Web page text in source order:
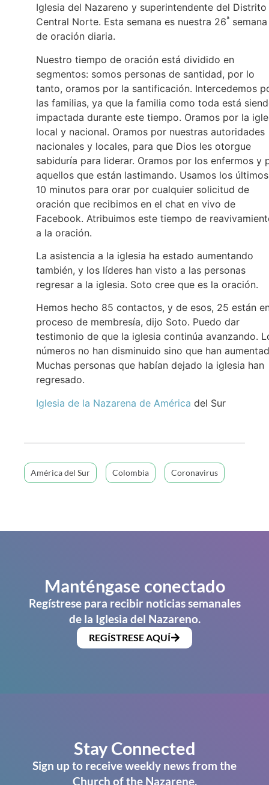
Iglesia del Nazareno y superintendente del Distrito
Central Norte. Esta semana es nuestra 26ª semana
de oración diaria.
Nuestro tiempo de oración está dividido en
segmentos: somos personas de santidad, por lo
tanto, oramos por la santificación. Intercedemos
las familias, ya que la familia como toda está
impactada durante este tiempo. Oramos por la
local y nacional. Oramos por nuestras autoridades
nacionales y locales, para que Dios les otorgue
sabiduría para liderar. Oramos por los enfermos y
aquellos que están lastimando. Usamos los últimos
10 minutos para orar por cualquier solicitud de
oración que recibimos en el chat en vivo de
Facebook. Atribuimos este tiempo de
a la oración.
La asistencia a la iglesia ha estado aumentando
también, y los líderes han visto a las personas
regresar a la iglesia. Soto cree que es la oración.
Hemos hecho 85 contactos, y de esos, 25 están
proceso de membresía, dijo Soto. Puedo dar
testimonio de que la iglesia continúa avanzando.
números no han disminuido sino que han
Muchas personas que habían dejado la iglesia han
regresado.
Iglesia de la Nazarena de América del Sur
América del Sur Colombia Coronavirus
Manténgase conectado
Regístrese para recibir noticias semanales
de la Iglesia del Nazareno.
REGÍSTRESE AQUÍ
Stay Connected
Sign up to receive weekly news from the
Church of the Nazarene.